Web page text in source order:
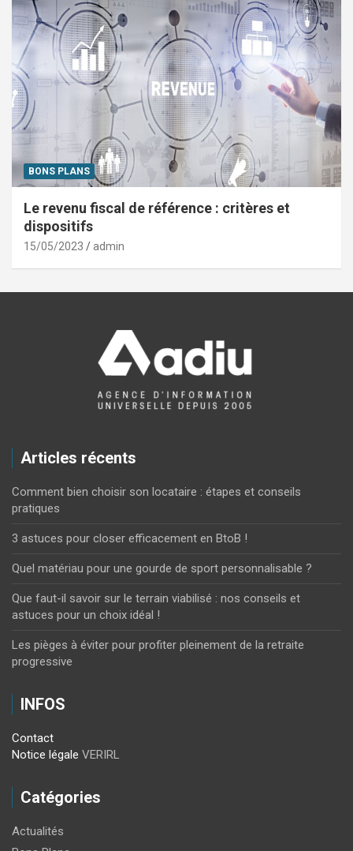
BONS PLANS
Le revenu fiscal de référence : critères et
dispositifs
15/05/2023 admin
Articles récents
Comment bien choisir son locataire : étapes et conseils
pratiques
3 astuces pour closer efficacement en BtoB !
Quel matériau pour une gourde de sport personnalisable ?
Que faut-il savoir sur le terrain viabilisé : nos conseils et
astuces pour un choix idéal !
Les pièges à éviter pour profiter pleinement de la retraite
progressive
INFOS
Contact
Notice légale VERIRL
Catégories
Actualités